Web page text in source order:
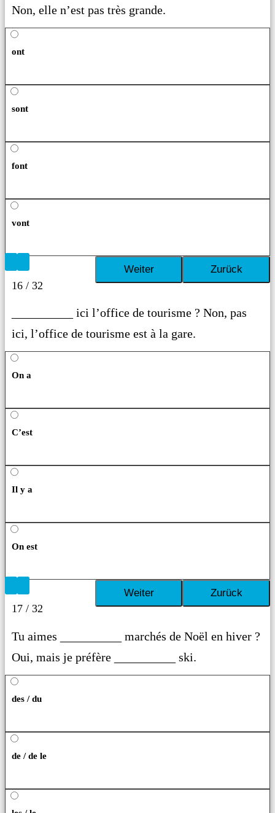
Non, elle n’est pas très grande.
ont
sont
font
vont
16 / 32
__________ ici l’office de tourisme ? Non, pas
ici, l’office de tourisme est à la gare.
On a
C’est
Il y a
On est
17 / 32
Tu aimes __________ marchés de Noël en hiver ?
Oui, mais je préfère __________ ski.
des / du
de / de le